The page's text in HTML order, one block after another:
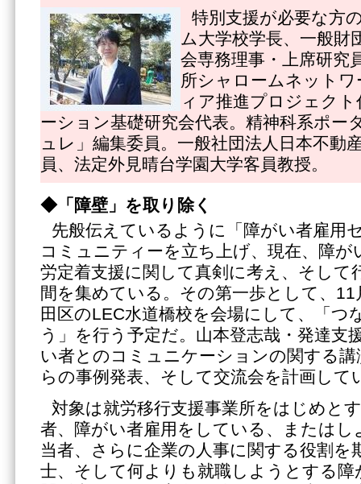
特別支援が必要な方
ム大学校学長、一般財
会専務理事・上席研究
所シャロームネット
ィア推進プロジェク
ーション基礎研究会代表。精神科系ポー
ュレ」編集委員。一般社団法人日本不動
員、法定外見晴台学園大学客員教授。
◆「障壁」を取り除く
先般伝えているように「障がい者雇用
コミュニティーを立ち上げ、現在、障が
労定着支援に関して真剣に考え、そして
間を集めている。その第一歩として、11
田区のLEC水道橋校を会場にして、「つ
う」を行う予定だ。山本登志哉・発達支
い者とのコミュニケーションの関する
らの事例発表、そして交流会を計画して
対象は就労移行支援事業所をはじめと
者、障がい者雇用をしている、または
当者、さらに企業の人事に関する役割を
士、そして何よりも就職しようとする